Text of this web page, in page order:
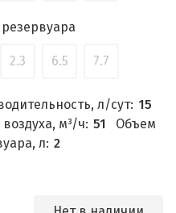
2.3 6.5 7.7
л/сут: 15
воздуха, м³/ч: 51
Объем
л: 2